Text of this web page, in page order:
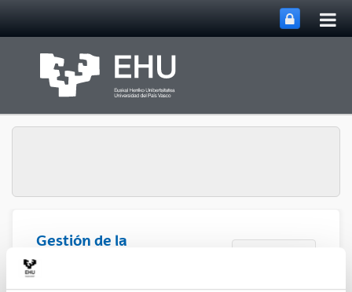
Gestión de la
Abrir/cerrar